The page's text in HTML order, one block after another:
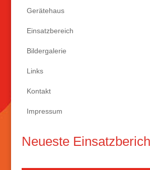
Gerätehaus
Einsatzbereich
Bildergalerie
Links
Kontakt
Impressum
Neueste